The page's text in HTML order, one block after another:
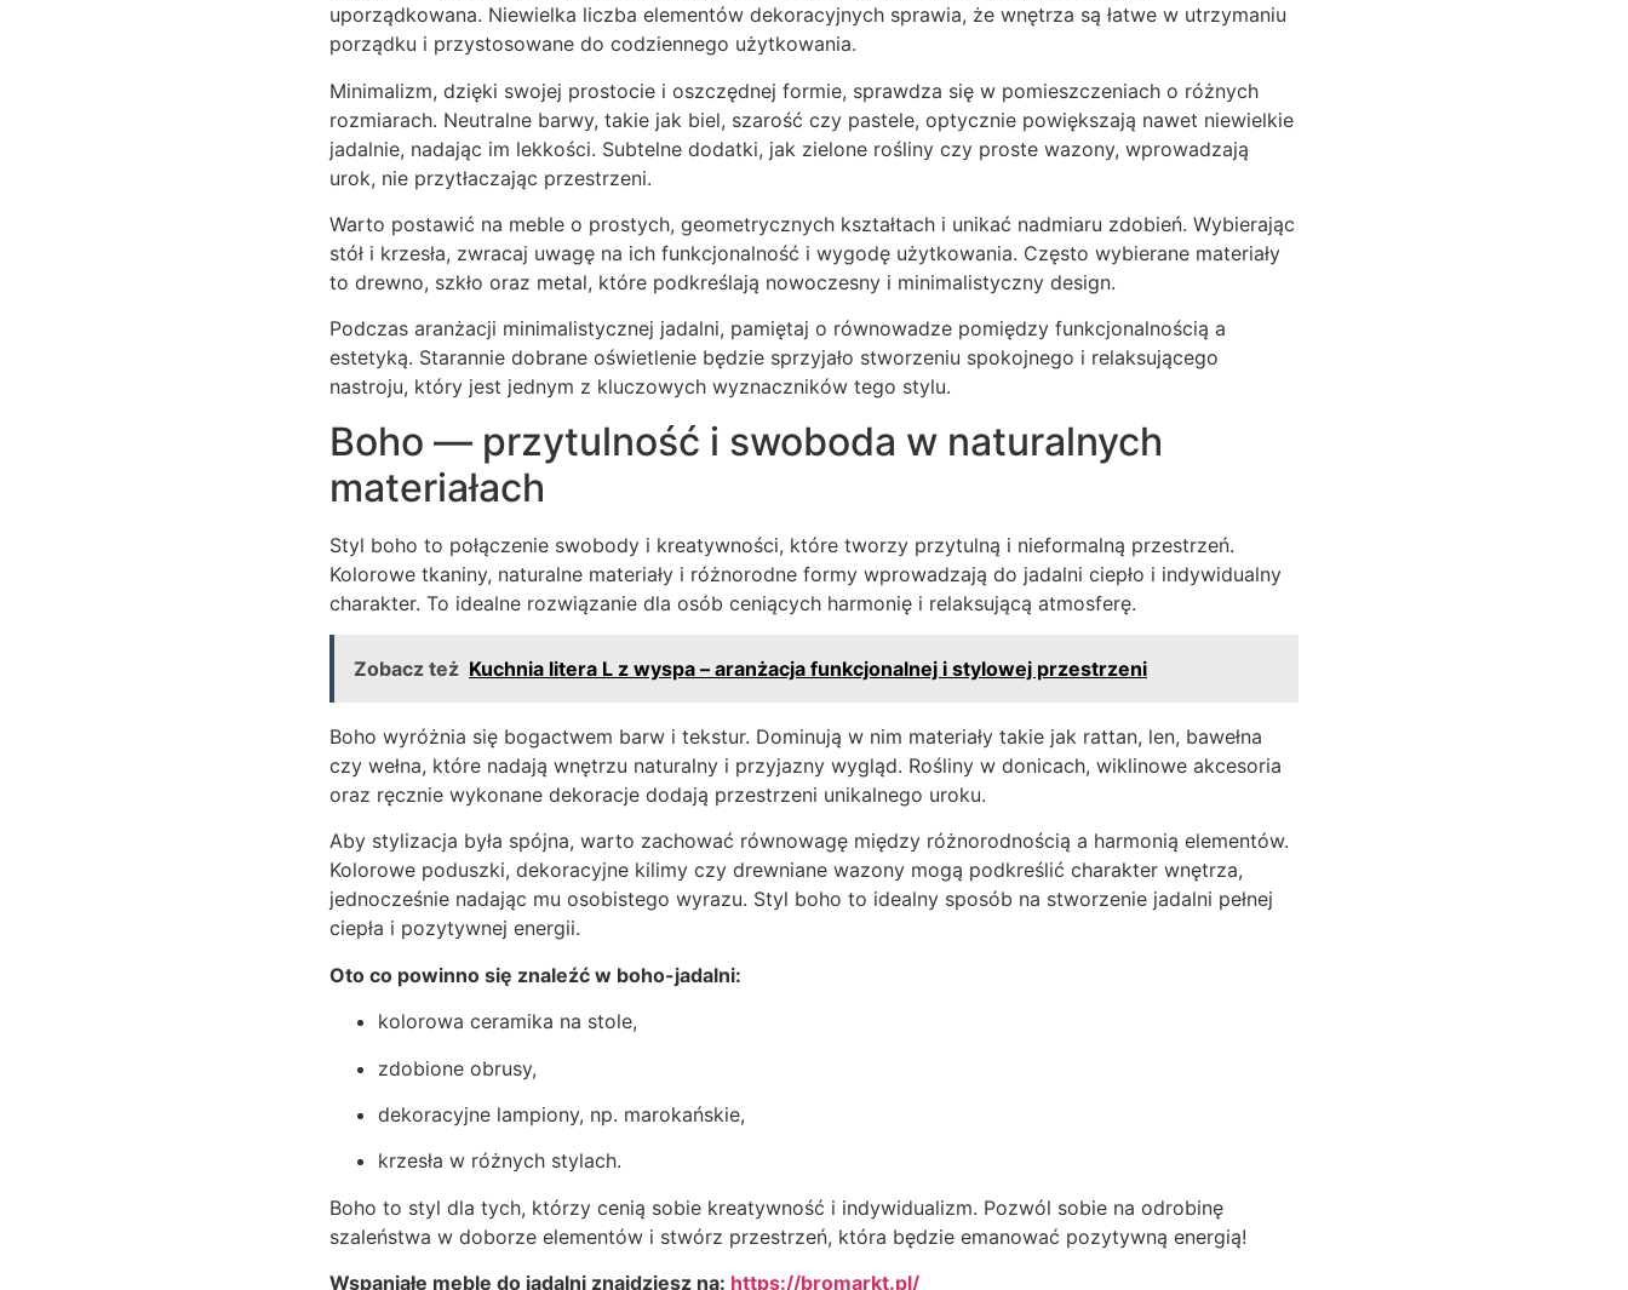
uporządkowana. Niewielka liczba elementów dekoracyjnych sprawia, że wnętrza są łatwe w utrzymaniu
porządku i przystosowane do codziennego użytkowania.
Minimalizm, dzięki swojej prostocie i oszczędnej formie, sprawdza się w pomieszczeniach o różnych
rozmiarach. Neutralne barwy, takie jak biel, szarość czy pastele, optycznie powiększają nawet niewielkie
jadalnie, nadając im lekkości. Subtelne dodatki, jak zielone rośliny czy proste wazony, wprowadzają
urok, nie przytłaczając przestrzeni.
Warto postawić na meble o prostych, geometrycznych kształtach i unikać nadmiaru zdobień. Wybierając
stół i krzesła, zwracaj uwagę na ich funkcjonalność i wygodę użytkowania. Często wybierane materiały
to drewno, szkło oraz metal, które podkreślają nowoczesny i minimalistyczny design.
Podczas aranżacji minimalistycznej jadalni, pamiętaj o równowadze pomiędzy funkcjonalnością a
estetyką. Starannie dobrane oświetlenie będzie sprzyjało stworzeniu spokojnego i relaksującego
nastroju, który jest jednym z kluczowych wyznaczników tego stylu.
Boho — przytulność i swoboda w naturalnych
materiałach
Styl boho to połączenie swobody i kreatywności, które tworzy przytulną i nieformalną przestrzeń.
Kolorowe tkaniny, naturalne materiały i różnorodne formy wprowadzają do jadalni ciepło i indywidualny
charakter. To idealne rozwiązanie dla osób ceniących harmonię i relaksującą atmosferę.
Zobacz też Kuchnia litera L z wyspa – aranżacja funkcjonalnej i stylowej przestrzeni
Boho wyróżnia się bogactwem barw i tekstur. Dominują w nim materiały takie jak rattan, len, bawełna
czy wełna, które nadają wnętrzu naturalny i przyjazny wygląd. Rośliny w donicach, wiklinowe akcesoria
oraz ręcznie wykonane dekoracje dodają przestrzeni unikalnego uroku.
Aby stylizacja była spójna, warto zachować równowagę między różnorodnością a harmonią elementów.
Kolorowe poduszki, dekoracyjne kilimy czy drewniane wazony mogą podkreślić charakter wnętrza,
jednocześnie nadając mu osobistego wyrazu. Styl boho to idealny sposób na stworzenie jadalni pełnej
ciepła i pozytywnej energii.
Oto co powinno się znaleźć w boho-jadalni:
kolorowa ceramika na stole,
zdobione obrusy,
dekoracyjne lampiony, np. marokańskie,
krzesła w różnych stylach.
Boho to styl dla tych, którzy cenią sobie kreatywność i indywidualizm. Pozwól sobie na odrobinę
szaleństwa w doborze elementów i stwórz przestrzeń, która będzie emanować pozytywną energią!
Wspaniałe meble do jadalni znajdziesz na: https://bromarkt.pl/